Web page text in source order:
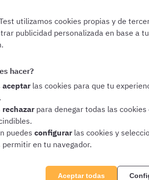
se establecen por cada
normativa aplicable
analizaremos en detalle los distintos
básicas son aquellas que retribuyen
de clasificación profesional y por su
conforman el salario de un Policía
utilizamos cookies propias y de
publicidad personalizada en base a
hacer?
aceptar las cookies para que tu
rechazar para denegar todas las
puedes configurar las cookies y
permitir en tu navegador.
Aceptar todas